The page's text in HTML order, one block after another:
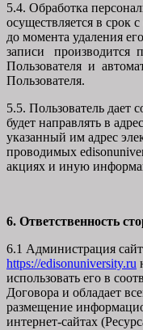
5.4. Обработка
осуществляется в срок
до момента удаления
записи производится
Пользователя и
Пользователя.
5.5. Пользователь дает
будет направлять в
указанный им адрес
проводимых
акциях и иную
6. Ответственность
6.1 Администрация
https://edisonuniversity.ru
использовать его в
Договора и обладает
размещение
интернет-сайтах